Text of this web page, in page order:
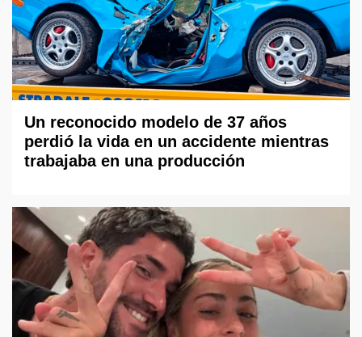
Un reconocido modelo de 37 años
perdió la vida en un accidente mientras
trabajaba en una producción